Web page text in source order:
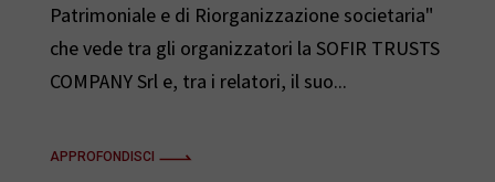
Patrimoniale e di Riorganizzazione societaria"
che vede tra gli organizzatori la SOFIR TRUSTS
COMPANY Srl e, tra i relatori, il suo...
APPROFONDISCI